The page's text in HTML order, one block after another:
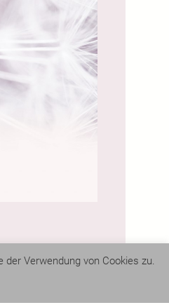
Verwendung von Cookies zu.